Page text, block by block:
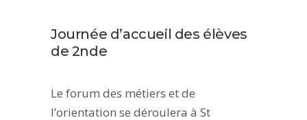
Journée d’accueil des élèves
de 2nde
Le forum des métiers et de
l’orientation se déroulera à St